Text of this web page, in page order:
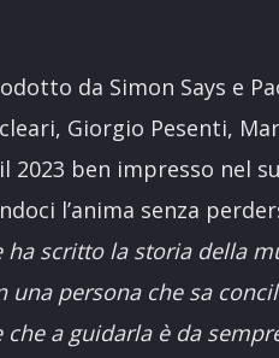
da Simon Says e
Giorgio Pesenti,
2023 ben impresso nel
l’anima senza
ha scritto la storia della
persona che sa
a guidarla è da